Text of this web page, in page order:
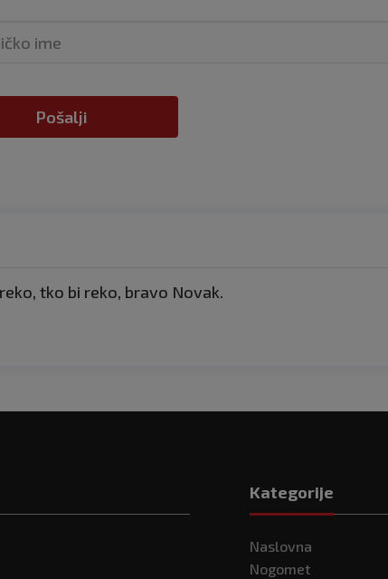
Pošalji
tko bi reko, bravo Novak.
Kategorije
Naslovna
Nogomet